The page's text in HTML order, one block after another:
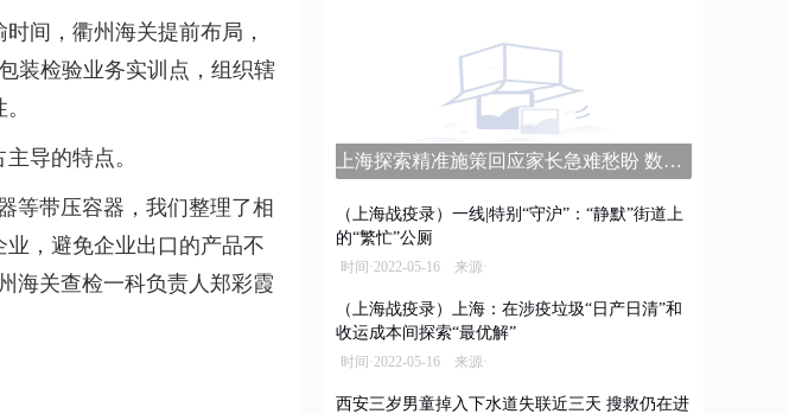
间，衢州海关提前布局，
装检验业务实训点，组织辖
导的特点。
等带压容器，我们整理了相
，避免企业出口的产品不
海关查检一科负责人郑彩霞
上海探索精准施策回应家长急难愁盼 数字家长学校平台上线
（上海战疫录）一线|特别“守沪”：“静默”街道上
的“繁忙”公厕
时间·2022-05-16 来源·
（上海战疫录）上海：在涉疫垃圾“日产日清”和
收运成本间探索“最优解”
时间·2022-05-16 来源·
西安三岁男童掉入下水道失联近三天 搜救仍在进